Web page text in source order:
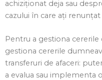
achiziționat deja sau
cazului în care ați
Pentru a gestiona cererile
gestiona cererile
transferuri de afaceri:
a evalua sau implementa